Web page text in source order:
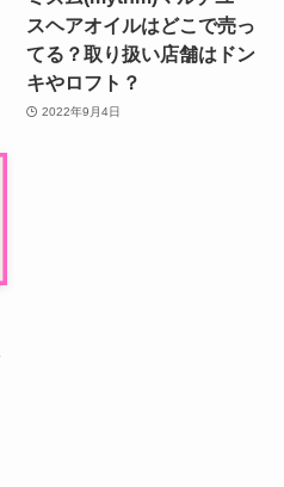
スヘアオイルはどこで売っ
てる？取り扱い店舗はドン
キやロフト？
2022年9月4日